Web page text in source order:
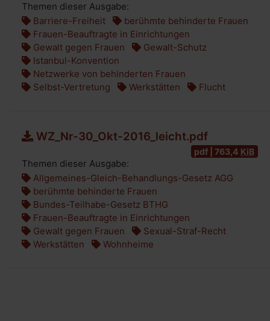
Themen dieser Ausgabe:
Barriere-Freiheit
berühmte behinderte Frauen
Frauen-Beauftragte in Einrichtungen
Gewalt gegen Frauen
Gewalt-Schutz
Istanbul-Konvention
Netzwerke von behinderten Frauen
Selbst-Vertretung
Werkstätten Flucht
WZ_Nr-30_Okt-2016_leicht.pdf
pdf | 763,4 KiB
Themen dieser Ausgabe:
Allgemeines-Gleich-Behandlungs-Gesetz AGG
berühmte behinderte Frauen
Bundes-Teilhabe-Gesetz BTHG
Frauen-Beauftragte in Einrichtungen
Gewalt gegen Frauen
Sexual-Straf-Recht
Werkstätten
Wohnheime